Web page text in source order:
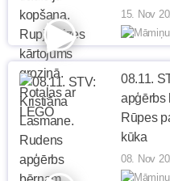
15. Nov
08.11.
apģērbs
Rūpes
kūka
08. Nov